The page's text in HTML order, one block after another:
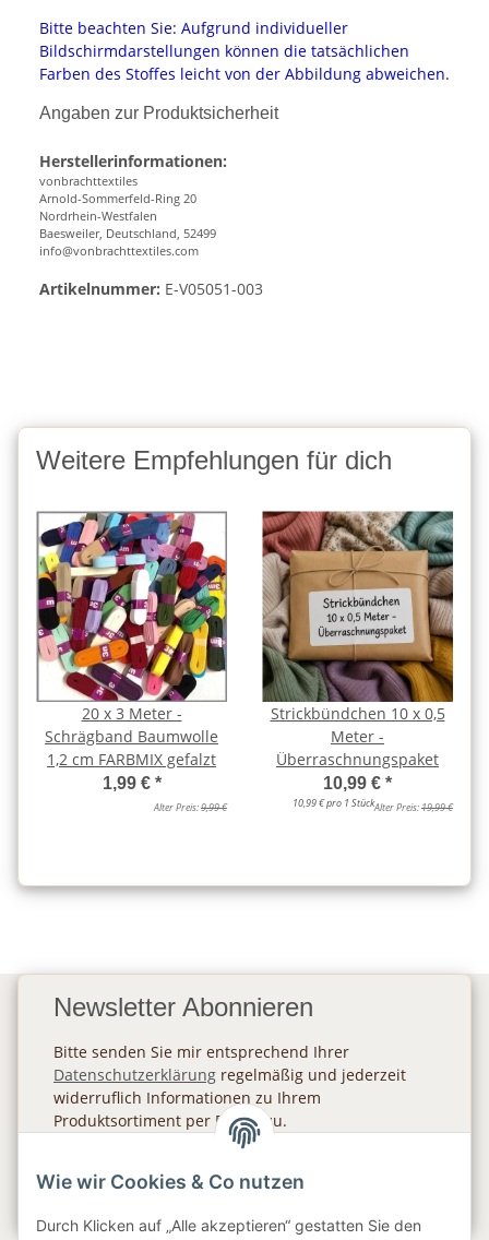
Bitte beachten Sie: Aufgrund individueller
Bildschirmdarstellungen können die tatsächlichen
Farben des Stoffes leicht von der Abbildung abweichen.
Angaben zur Produktsicherheit
Herstellerinformationen:
vonbrachttextiles
Arnold-Sommerfeld-Ring 20
Nordrhein-Westfalen
Baesweiler, Deutschland, 52499
info@vonbrachttextiles.com
Artikelnummer: E-V05051-003
Weitere Empfehlungen für dich
20 x 3 Meter -
Schrägband Baumwolle
1,2 cm FARBMIX gefalzt
1,99 € *
Alter Preis:9,99 €
Strickbündchen 10 x 0,5
Meter -
Überraschnungspaket
10,99 € *
10,99 € pro 1 StückAlter Preis:19,99 €
Newsletter Abonnieren
Bitte senden Sie mir entsprechend Ihrer
Datenschutzerklärung regelmäßig und jederzeit
widerruflich Informationen zu Ihrem
Produktsortiment per E-Mail zu.
Wie wir Cookies & Co nutzen
Durch Klicken auf „Alle akzeptieren“ gestatten Sie den